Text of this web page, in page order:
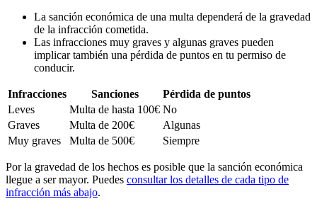
La sanción económica de una multa dependerá de la gravedad
de la infracción cometida.
Las infracciones muy graves y algunas graves pueden
implicar también una pérdida de puntos en tu permiso de
conducir.
Infracciones Sanciones
Pérdida de puntos
Leves
Multa de hasta 100€ No
Graves
Multa de 200€
Algunas
Muy graves
Multa de 500€ Siempre
Por la gravedad de los hechos es posible que la sanción económica
llegue a ser mayor. Puedes consultar los detalles de cada tipo de
infracción más abajo.